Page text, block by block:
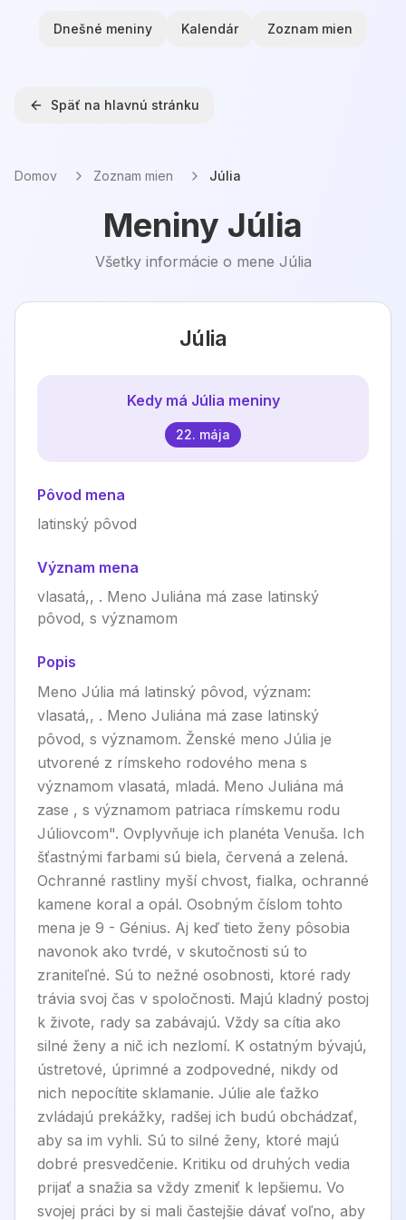
Dnešné meniny Kalendár Zoznam mien
Späť na hlavnú stránku
Domov Zoznam mien Júlia
Meniny Júlia
Všetky informácie o mene Júlia
Júlia
Kedy má Júlia meniny
22. mája
Pôvod mena
latinský pôvod
Význam mena
vlasatá,, . Meno Juliána má zase latinský
pôvod, s významom
Popis
Meno Júlia má latinský pôvod, význam:
vlasatá,, . Meno Juliána má zase latinský
pôvod, s významom. Ženské meno Júlia je
utvorené z rímskeho rodového mena s
významom vlasatá, mladá. Meno Juliána má
zase , s významom patriaca rímskemu rodu
Júliovcom". Ovplyvňuje ich planéta Venuša. Ich
šťastnými farbami sú biela, červená a zelená.
Ochranné rastliny myší chvost, fialka, ochranné
kamene koral a opál. Osobným číslom tohto
mena je 9 - Génius. Aj keď tieto ženy pôsobia
navonok ako tvrdé, v skutočnosti sú to
zraniteľné. Sú to nežné osobnosti, ktoré rady
trávia svoj čas v spoločnosti. Majú kladný postoj
k živote, rady sa zabávajú. Vždy sa cítia ako
silné ženy a nič ich nezlomí. K ostatným bývajú,
ústretové, úprimné a zodpovedné, nikdy od
nich nepocítite sklamanie. Júlie ale ťažko
zvládajú prekážky, radšej ich budú obchádzať,
aby sa im vyhli. Sú to silné ženy, ktoré majú
dobré presvedčenie. Kritiku od druhých vedia
prijať a snažia sa vždy zmeniť k lepšiemu. Vo
svojej práci by si mali častejšie dávať voľno, aby